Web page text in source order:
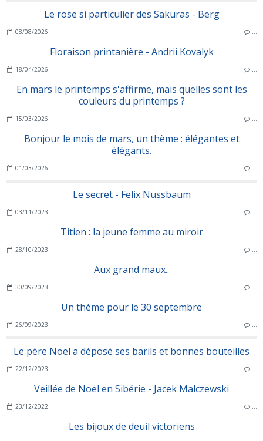
Le rose si particulier des Sakuras - Berg
08/08/2026
Floraison printanière - Andrii Kovalyk
18/04/2026
En mars le printemps s'affirme, mais quelles sont les
couleurs du printemps ?
15/03/2026
Bonjour le mois de mars, un thème : élégantes et
élégants.
01/03/2026
Le secret - Felix Nussbaum
03/11/2023
Titien : la jeune femme au miroir
28/10/2023
Aux grand maux..
30/09/2023
Un thème pour le 30 septembre
26/09/2023
Le père Noël a déposé ses barils et bonnes bouteilles
22/12/2023
Veillée de Noël en Sibérie - Jacek Malczewski
23/12/2022
Les bijoux de deuil victoriens